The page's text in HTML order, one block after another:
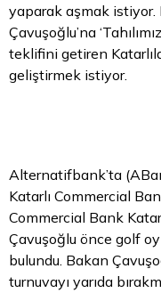
yaparak aşmak istiyor.
Çavuşoğlu’na
teklifini getiren
geliştirmek istiyor.
Alternatifbank’ta
Katarlı Commercial
Commercial Bank
Çavuşoğlu önce golf
bulundu. Bakan
turnuvayı yarıda